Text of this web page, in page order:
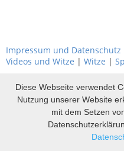
Impressum und Datenschutz
Videos und Witze | Witze |
Diese Webseite verwendet
Nutzung unserer Website
mit dem Setzen